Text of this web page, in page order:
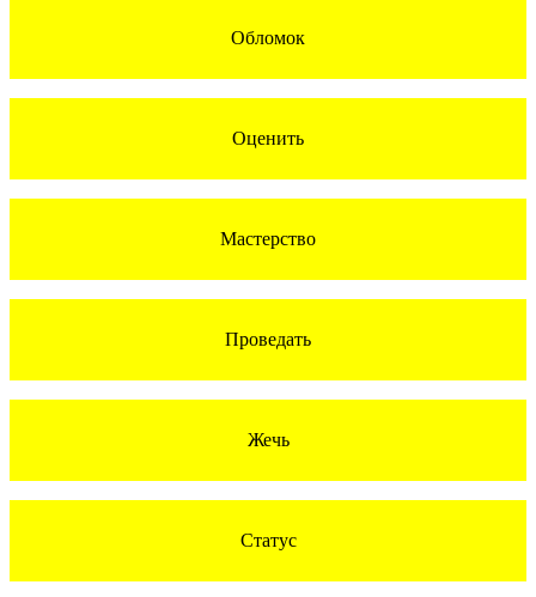
Обломок
Оценить
Мастерство
Проведать
Жечь
Статус